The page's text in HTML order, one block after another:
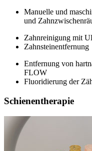
Manuelle und
und
Zahnreinigung mit
Zahnsteinentfernung
Entfernung von
FLOW
Fluoridierung der
Schienentherapie